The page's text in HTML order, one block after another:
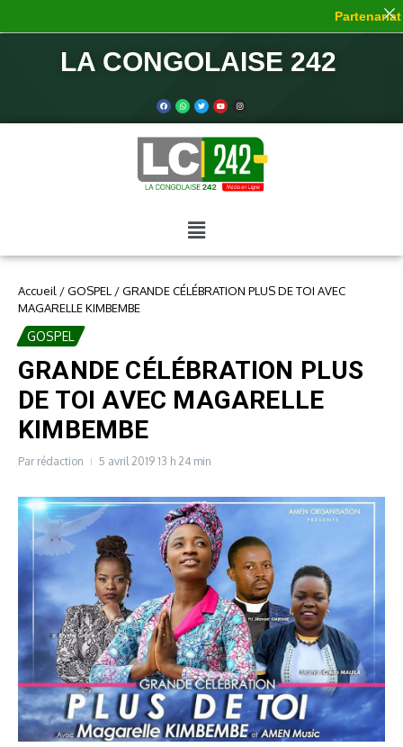
LA CONGOLAISE 242
Accueil /GOSPEL /GRANDE CÉLÉBRATION PLUS DE TOI AVEC
MAGARELLE KIMBEMBE
GOSPEL
GRANDE CÉLÉBRATION PLUS
DE TOI AVEC MAGARELLE
KIMBEMBE
Par rédaction 5 avril 2019 13 h 24 min
Partenariat